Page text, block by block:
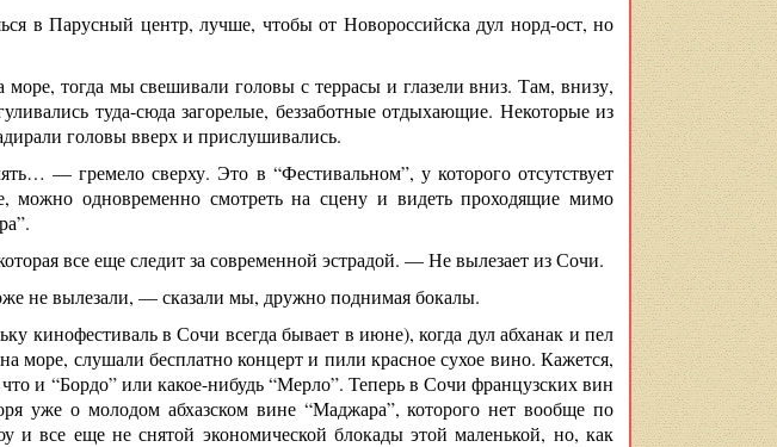
в Парусный центр, лучше, чтобы от Новороссийска дул норд-ост, но
тогда мы свешивали головы с террасы и глазели вниз. Там, внизу,
туда-сюда загорелые, беззаботные отдыхающие. Некоторые из
головы вверх и прислушивались.
— гремело сверху. Это в “Фестивальном”, у которого отсутствует
можно одновременно смотреть на сцену и видеть проходящие мимо
все еще следит за современной эстрадой. — Не вылезает из Сочи.
не вылезали, — сказали мы, дружно поднимая бокалы.
кинофестиваль в Сочи всегда бывает в июне), когда дул абханак и пел
море, слушали бесплатно концерт и пили красное сухое вино. Кажется,
и “Бордо” или какое-нибудь “Мерло”. Теперь в Сочи французских вин
уже о молодом абхазском вине “Маджара”, которого нет вообще по
и все еще не снятой экономической блокады этой маленькой, но, как